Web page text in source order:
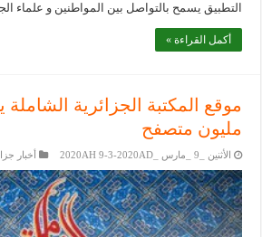
التطبيق يسمح بالتواصل بين المواطنين و علماء
أكمل القراءة »
موقع المكتبة الجزائرية
مليون متصفح
الأثنين _9 _مارس _2020AH 9-3-2020AD أخبار